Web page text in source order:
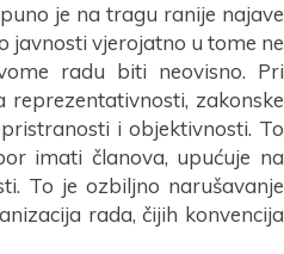
je na tragu ranije najave
javnosti vjerojatno u tome ne
radu biti neovisno. Pri
zakonske
i objektivnosti. To
imati članova, upućuje na
To je ozbiljno narušavanje
rada, čijih konvencija